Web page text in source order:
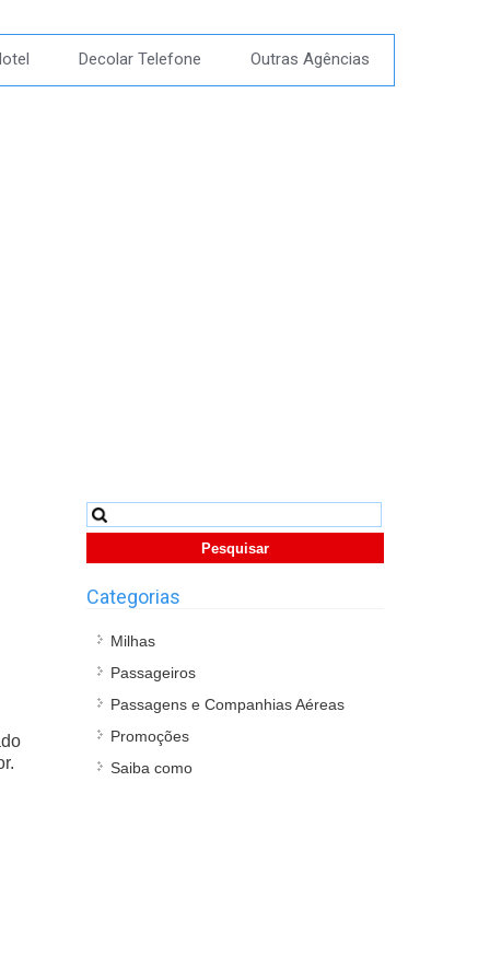
Decolar Telefone Outras Agências
Pesquisar
por:
Categorias
Milhas
Passageiros
Passagens e Companhias Aéreas
Promoções
Saiba como